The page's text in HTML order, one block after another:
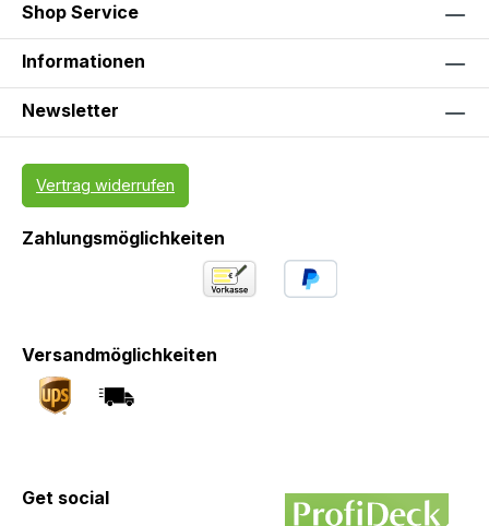
Shop Service
Informationen
Newsletter
Vertrag widerrufen
Zahlungsmöglichkeiten
Versandmöglichkeiten
Get social